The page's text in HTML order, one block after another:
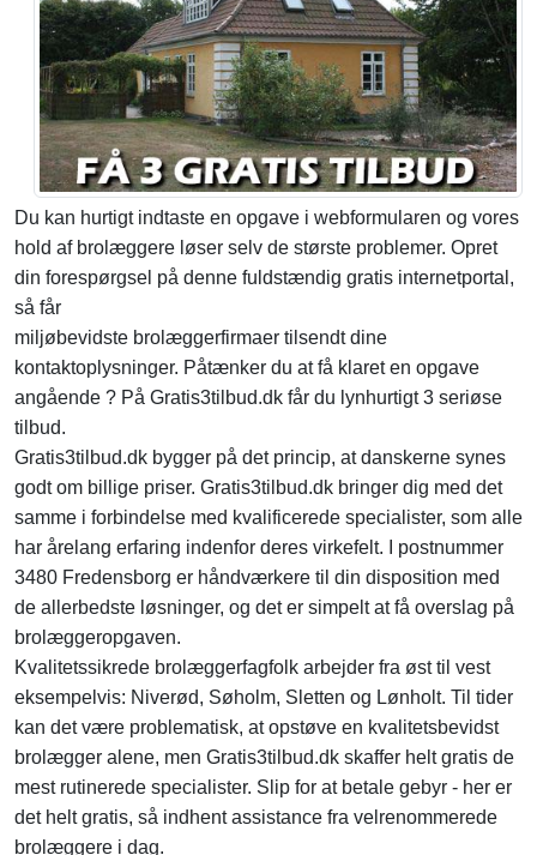
Du kan hurtigt indtaste en opgave i webformularen og vores
hold af brolæggere løser selv de største problemer. Opret
din forespørgsel på denne fuldstændig gratis internetportal,
så får
miljøbevidste brolæggerfirmaer tilsendt dine
kontaktoplysninger. Påtænker du at få klaret en opgave
angående ? På Gratis3tilbud.dk får du lynhurtigt 3 seriøse
tilbud.
Gratis3tilbud.dk bygger på det princip, at danskerne synes
godt om billige priser. Gratis3tilbud.dk bringer dig med det
samme i forbindelse med kvalificerede specialister, som alle
har årelang erfaring indenfor deres virkefelt. I postnummer
3480 Fredensborg er håndværkere til din disposition med
de allerbedste løsninger, og det er simpelt at få overslag på
brolæggeropgaven.
Kvalitetssikrede brolæggerfagfolk arbejder fra øst til vest
eksempelvis: Niverød, Søholm, Sletten og Lønholt. Til tider
kan det være problematisk, at opstøve en kvalitetsbevidst
brolægger alene, men Gratis3tilbud.dk skaffer helt gratis de
mest rutinerede specialister. Slip for at betale gebyr - her er
det helt gratis, så indhent assistance fra velrenommerede
brolæggere i dag.